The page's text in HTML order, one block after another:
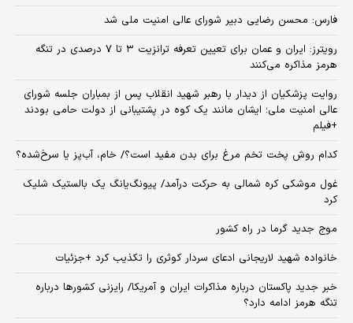
فارس: محسن رضایی دبیر شورای عالی امنیت ملی شد
رویترز: ایران و عمان برای تعیین تعرفه ترانزیت ۳ تا ۷ درصدی در تنگه
هرمز مذاکره می‌کنند
روایت پزشکیان از دیدار با رهبر شهید انقلاب پس از بمباران جلسه شورای
عالی امنیت ملی؛ ایشان مانند یک کوه در پشتیبانی از دولت حامی بودند
+فیلم
کدام روش پخت تخم مرغ برای بدن مفید است؟/ خام، آب‌پز یا سرخ‌شده؟
غول موشکی کره شمالی به حرکت درآمد/ پیونگ‌یانگ یک بالستیک شلیک
کرد
موج جدید گرما در راه کشور
خانواده شهید لاریجانی ادعای سردار کوثری را تکذیب کرد +جزئیات
خبر جدید پاکستان درباره مذاکرات ایران و آمریکا/ رایزنی کشورها درباره
تنگه هرمز ادامه دارد؟